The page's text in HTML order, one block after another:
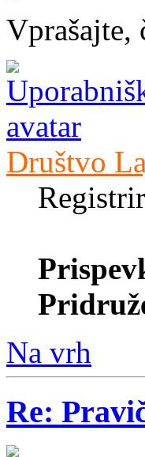
Vprašajte,
Društvo
Na vrh
Re: